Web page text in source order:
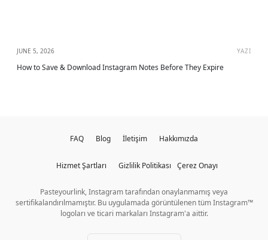
JUNE 5, 2026 YAZI
How to Save & Download Instagram Notes Before They Expire
Pasteyourlink, Instagram tarafından onaylanmamış veya
sertifikalandırılmamıştır. Bu uygulamada görüntülenen tüm Instagram™
logoları ve ticari markaları Instagram'a aittir.
FAQ Blog İletişim Hakkımızda
Hizmet Şartları Gizlilik Politikası Çerez Onayı